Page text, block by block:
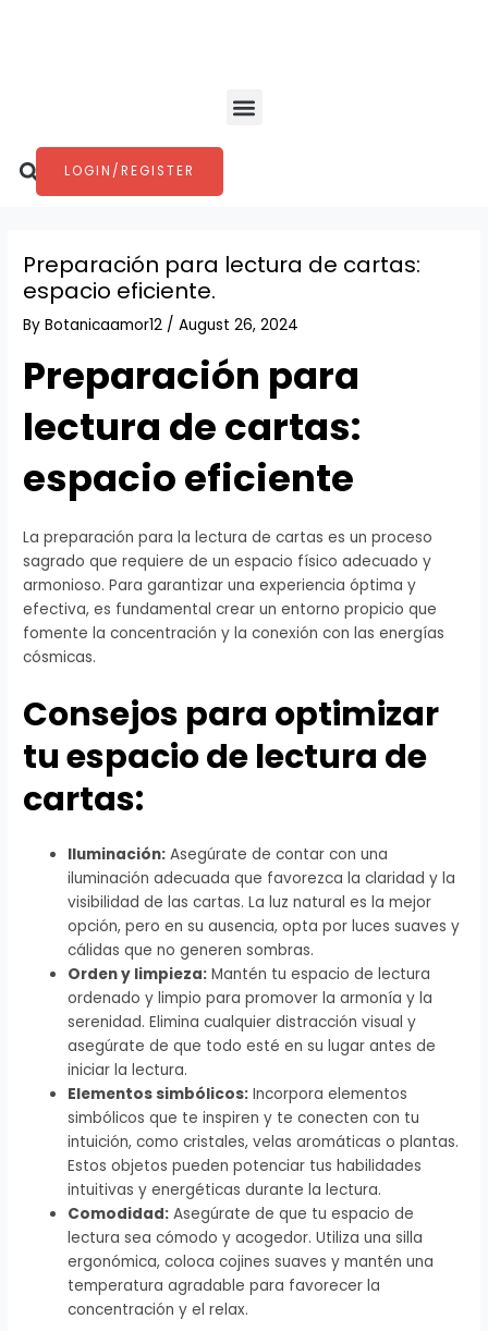
Menu
Search
LOGIN/REGISTER
Preparación para lectura de cartas:
espacio eficiente.
ByBotanicaamor12 /August 26, 2024
Preparación para
lectura de cartas:
espacio eficiente
La preparación para la lectura de cartas es un proceso
sagrado que requiere de un espacio físico adecuado y
armonioso. Para garantizar una experiencia óptima y
efectiva, es fundamental crear un entorno propicio que
fomente la concentración y la conexión con las energías
cósmicas.
Consejos para optimizar
tu espacio de lectura de
cartas:
Iluminación: Asegúrate de contar con una
iluminación adecuada que favorezca la claridad y la
visibilidad de las cartas. La luz natural es la mejor
opción, pero en su ausencia, opta por luces suaves y
cálidas que no generen sombras.
Orden y limpieza: Mantén tu espacio de lectura
ordenado y limpio para promover la armonía y la
serenidad. Elimina cualquier distracción visual y
asegúrate de que todo esté en su lugar antes de
iniciar la lectura.
Elementos simbólicos: Incorpora elementos
simbólicos que te inspiren y te conecten con tu
intuición, como cristales, velas aromáticas o plantas.
Estos objetos pueden potenciar tus habilidades
intuitivas y energéticas durante la lectura.
Comodidad: Asegúrate de que tu espacio de
lectura sea cómodo y acogedor. Utiliza una silla
ergonómica, coloca cojines suaves y mantén una
temperatura agradable para favorecer la
concentración y el relax.